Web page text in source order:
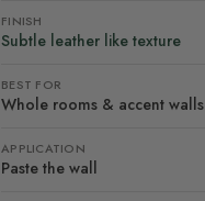
FINISH
Subtle leather like texture
BEST FOR
Whole rooms & accent walls
APPLICATION
Paste the wall